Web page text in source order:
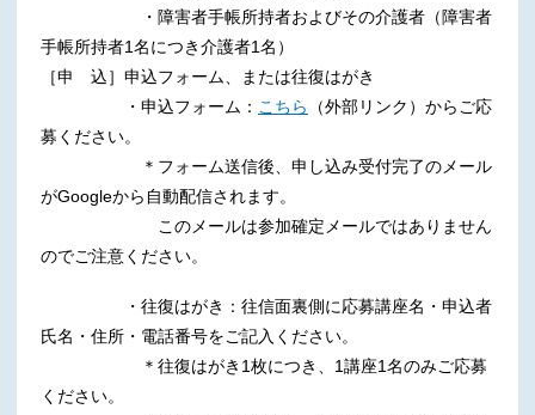
・障害者手帳所持者およびその介護者（障害者
手帳所持者1名につき介護者1名）
［申 込］申込フォーム、または往復はがき
・申込フォーム： こちら
（外部リンク）からご応
募ください。
＊フォーム送信後、申し込み受付完了のメール
がGoogleから自動配信されます。
このメールは参加確定メールではありません
のでご注意ください。
・往復はがき：往信面裏側に応募講座名・申込者
氏名・住所・電話番号をご記入ください。
＊往復はがき1枚につき、1講座1名のみご応募
ください。